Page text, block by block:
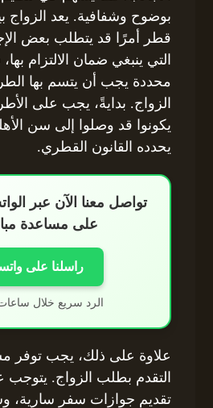
بوضوح وشفافية. يعد الزواج
قطر أمرًا قد يتطلب بعض
التي ينبغي ضمان الالتزام
محددة يجب أن يتسم بها
الزواج. بدايةً، يجب على
يكونوا قد وصلوا إلى سن
يحدده القانون القطري.
تواصل معنا الآن عبر
على مساعدة
راسلنا على
الرد سريع خلال
علاوة على ذلك، يجب توفر
التقدم بطلب الزواج. يتوجب
تقديم جوازات سفر سارية،